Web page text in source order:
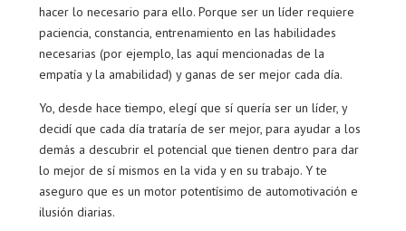
hacer lo necesario para ello. Porque ser un líder requiere
paciencia, constancia, entrenamiento en las habilidades
necesarias (por ejemplo, las aquí mencionadas de la
empatía y la amabilidad) y ganas de ser mejor cada día.
Yo, desde hace tiempo, elegí que sí quería ser un líder, y
decidí que cada día trataría de ser mejor, para ayudar a los
demás a descubrir el potencial que tienen dentro para dar
lo mejor de sí mismos en la vida y en su trabajo. Y te
aseguro que es un motor potentísimo de automotivación e
ilusión diarias.